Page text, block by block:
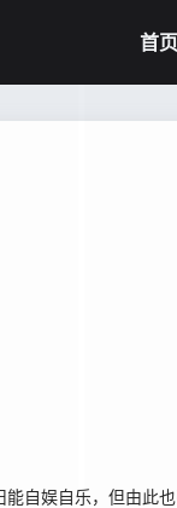
首页
自娱自乐，但由此也